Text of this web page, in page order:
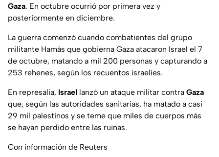
Gaza. En octubre ocurrió por primera vez y
posteriormente en diciembre.
La guerra comenzó cuando combatientes del grupo
militante Hamás que gobierna Gaza atacaron Israel el 7
de octubre, matando a mil 200 personas y capturando a
253 rehenes, según los recuentos israelíes.
En represalia, Israel lanzó un ataque militar contra Gaza
que, según las autoridades sanitarias, ha matado a casi
29 mil palestinos y se teme que miles de cuerpos más
se hayan perdido entre las ruinas.
Con información de Reuters